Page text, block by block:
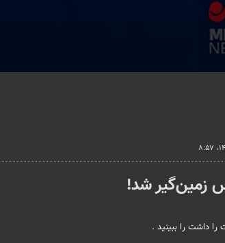
زمین‌گیر شد!
داشت را ببینید .